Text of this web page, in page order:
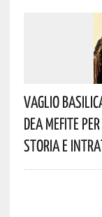
Vaglio
Dea Mefite
Storia E